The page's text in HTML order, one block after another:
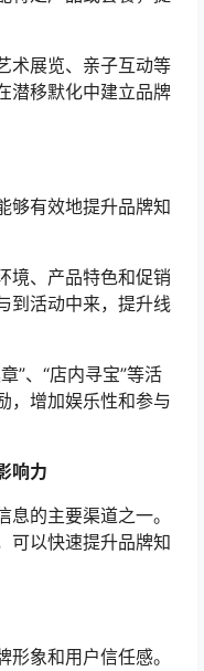
术展览、亲子互动等
潜移默化中建立品牌
够有效地提升品牌知
境、产品特色和促销
到活动中来，提升线
”、“店内寻宝”等活
，增加娱乐性和参与
响力
的主要渠道之一。
可以快速提升品牌知
象和用户信任感。